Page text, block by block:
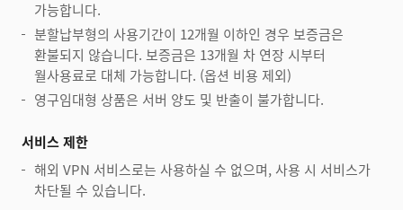
가능합니다.
분할납부형의 사용기간이 12개월 이하인 경우 보증금은
환불되지 않습니다. 보증금은 13개월 차 연장 시부터
월사용료로 대체 가능합니다. (옵션 비용 제외)
영구임대형 상품은 서버 양도 및 반출이 불가합니다.
서비스 제한
해외 VPN 서비스로는 사용하실 수 없으며, 사용 시 서비스가
차단될 수 있습니다.